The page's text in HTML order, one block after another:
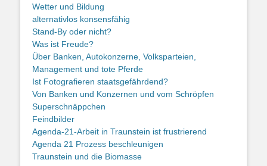
Wetter und Bildung
alternativlos konsensfähig
Stand-By oder nicht?
Was ist Freude?
Über Banken, Autokonzerne, Volksparteien,
Management und tote Pferde
Ist Fotografieren staatsgefährdend?
Von Banken und Konzernen und vom Schröpfen
Superschnäppchen
Feindbilder
Agenda-21-Arbeit in Traunstein ist frustrierend
Agenda 21 Prozess beschleunigen
Traunstein und die Biomasse